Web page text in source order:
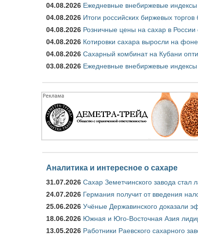
04.08.2026 Ежедневные внебиржевые
04.08.2026 Итоги российских биржевых
04.08.2026 Розничные цены на сахар в
04.08.2026 Котировки сахара выросли на
04.08.2026 Сахарный комбинат на Кубани
03.08.2026 Ежедневные внебиржевые
Аналитика и интересное о сахаре
31.07.2026 Сахар Земетчинского завода стал
24.07.2026 Германия получит от введения
25.06.2026 Учёные Державинского доказали
18.06.2026 Южная и Юго-Восточная Азия
13.05.2026 Работники Раевского сахарного